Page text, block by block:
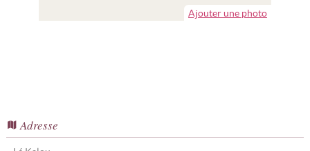
Ajouter une photo
Adresse